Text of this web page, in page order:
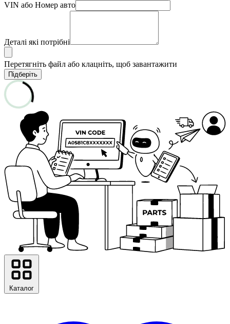
VIN або Номер авто
Деталі які потрібні
Перетягніть файл або клацніть, щоб завантажити
Підберіть
Каталог